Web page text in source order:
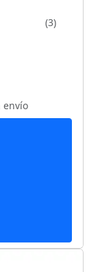
(3)
envío